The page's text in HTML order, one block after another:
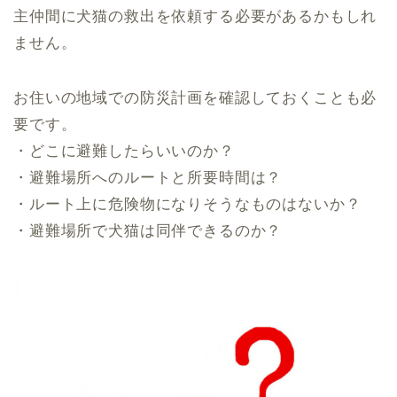
主仲間に犬猫の救出を依頼する必要があるかもしれ
ません。
お住いの地域での防災計画を確認しておくことも必
要です。
・どこに避難したらいいのか？
・避難場所へのルートと所要時間は？
・ルート上に危険物になりそうなものはないか？
・避難場所で犬猫は同伴できるのか？